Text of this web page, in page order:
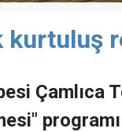
kurtuluş
Çamlıca